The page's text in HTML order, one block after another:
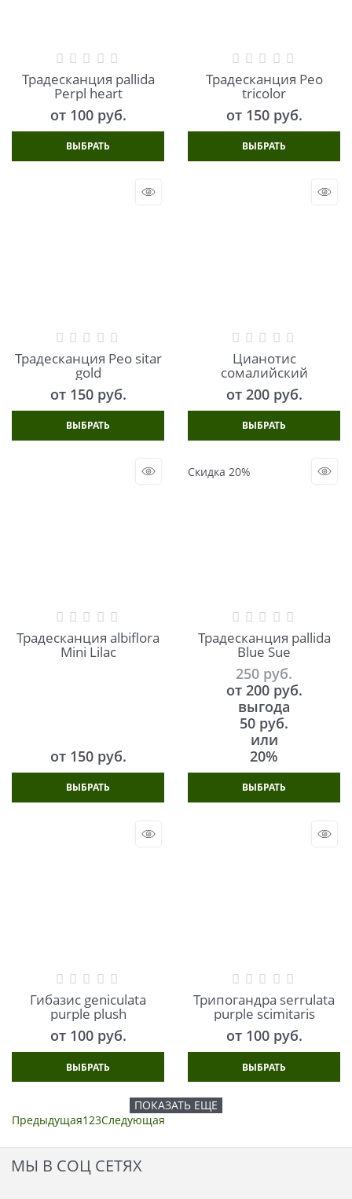
Традесканция pallida
Perpl heart
от 100 руб.
ВЫБРАТЬ
Традесканция Рео
tricolor
от 150 руб.
ВЫБРАТЬ
Традесканция Рео sitar
gold
от 150 руб.
ВЫБРАТЬ
Цианотис
сомалийский
от 200 руб.
ВЫБРАТЬ
Традесканция albiflora
Mini Lilac
от 150 руб.
ВЫБРАТЬ
Скидка 20%
Традесканция pallida
Blue Sue
250 руб.
от 200 руб.
выгода
50 руб.
или
20%
ВЫБРАТЬ
Гибазис geniculata
purple plush
от 100 руб.
ВЫБРАТЬ
Трипогандра serrulata
purple scimitaris
от 100 руб.
ВЫБРАТЬ
ПОКАЗАТЬ ЕЩЕ
Предыдущая123Следующая
МЫ В СОЦ СЕТЯХ